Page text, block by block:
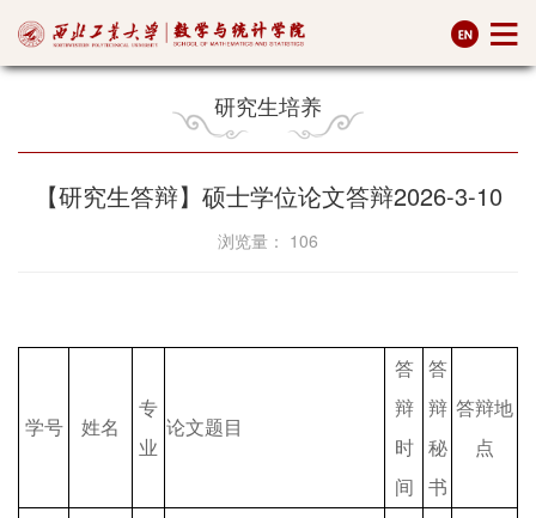
研究生培养
【研究生答辩】硕士学位论文答辩2026-3-10
浏览量： 106
学号 姓名
专
业
论文题目
答
辩
时
间
答
辩
秘
书
答辩地
点